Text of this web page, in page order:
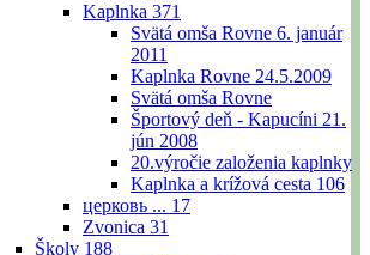
Kaplnka 371
Svätá omša Rovne 6. január
2011
Kaplnka Rovne 24.5.2009
Svätá omša Rovne
Športový deň - Kapucíni 21.
jún 2008
20.výročie založenia kaplnky
Kaplnka a krížová cesta 106
церковь ... 17
Zvonica 31
Školy 188